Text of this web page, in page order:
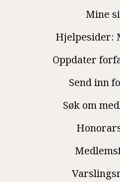
Mine
Hjelpesider:
Oppdater
Send inn
Søk om